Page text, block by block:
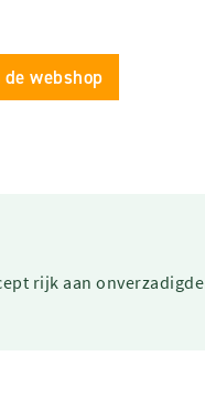
webshop
rijk aan onverzadigde